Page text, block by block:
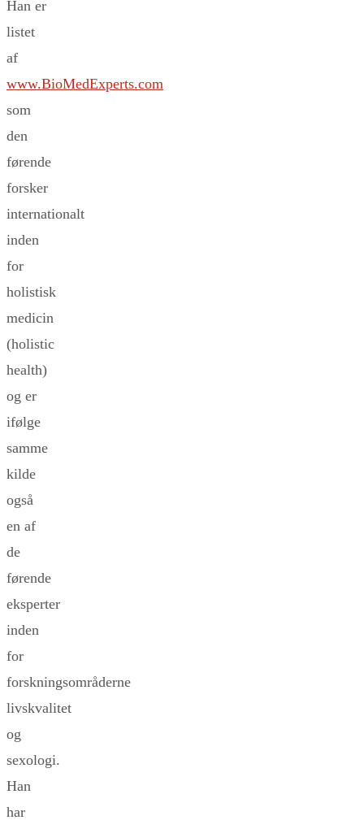
Han er
listet
af
www.BioMedExperts.com
som
den
førende
forsker
internationalt
inden
for
holistisk
medicin
(holistic
health)
og er
ifølge
samme
kilde
også
en af
de
førende
eksperter
inden
for
forskningsområderne
livskvalitet
og
sexologi.
Han
har